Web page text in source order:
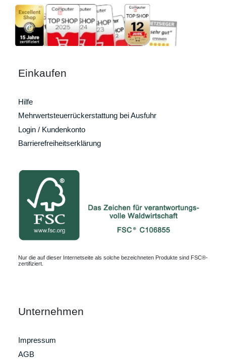
Einkaufen
Hilfe
Mehrwertsteuerrückerstattung bei Ausfuhr
Login / Kundenkonto
Barrierefreiheitserklärung
Nur die auf dieser Internetseite als solche bezeichneten Produkte sind FSC®-
zertifiziert.
Unternehmen
Impressum
AGB